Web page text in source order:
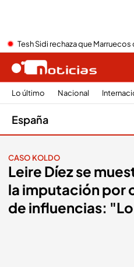
Tesh Sidi rechaza que
Lo último Nacional
España
CASO KOLDO
Leire Díez se
la imputación por
de influencias: